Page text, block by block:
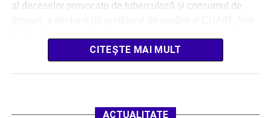
al deceselor provocate de tuberculoză și consumul de
CITEȘTE MAI MULT
ACTUALITATE